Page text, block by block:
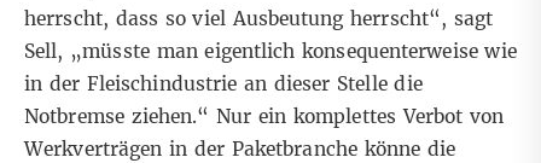
herrscht, dass so viel Ausbeutung herrscht“, sagt
Sell, „müsste man eigentlich konsequenterweise wie
in der Fleischindustrie an dieser Stelle die
Notbremse ziehen.“ Nur ein komplettes Verbot von
Werkverträgen in der Paketbranche könne die